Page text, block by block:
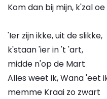
Kom dan bij mijn, k'zal
'Ier zijn ikke, uit de slikke,
k'staan 'ier in 't 'art,
midde n'op de Mart
Alles weet ik, Wana 'eet
memme Kraai zo zwart